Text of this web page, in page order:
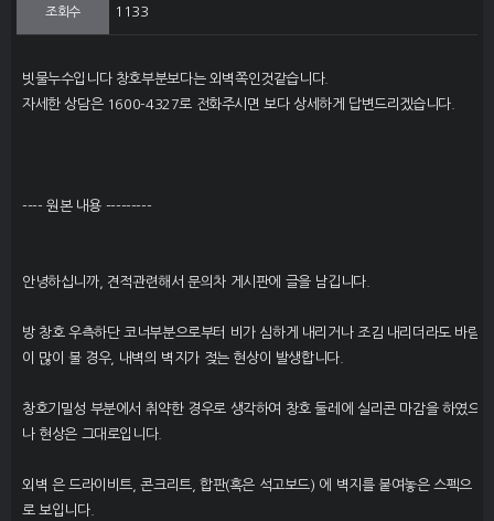
조회수 1133
빗물누수입니다 창호부분보다는 외벽쪽인것같습니다.
자세한 상담은 1600-4327로 전화주시면 보다 상세하게 답변드리겠습니다.
---- 원본 내용 ---------
안녕하십니까, 견적관련해서 문의차 게시판에 글을 남깁니다.
방 창호 우측하단 코너부분으로부터 비가 심하게 내리거나 조김 내리더라도 바람
이 많이 불 경우, 내벽의 벽지가 젖는 현상이 발생합니다.
창호기밀성 부분에서 취약한 경우로 생각하여 창호 둘레에 실리콘 마감을 하였으
나 현상은 그대로입니다.
외벽 은 드라이비트, 콘크리트, 합판(혹은 석고보드) 에 벽지를 붙여놓은 스펙으
로 보입니다.